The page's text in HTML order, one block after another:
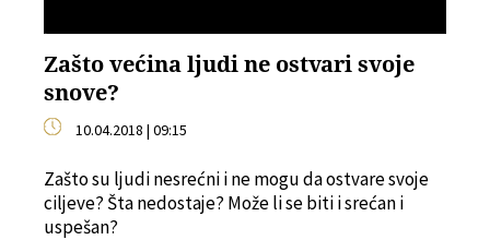
Zašto većina ljudi ne ostvari svoje
snove?
10.04.2018 | 09:15
Zašto su ljudi nesrećni i ne mogu da ostvare svoje
ciljeve? Šta nedostaje? Može li se biti i srećan i
uspešan?